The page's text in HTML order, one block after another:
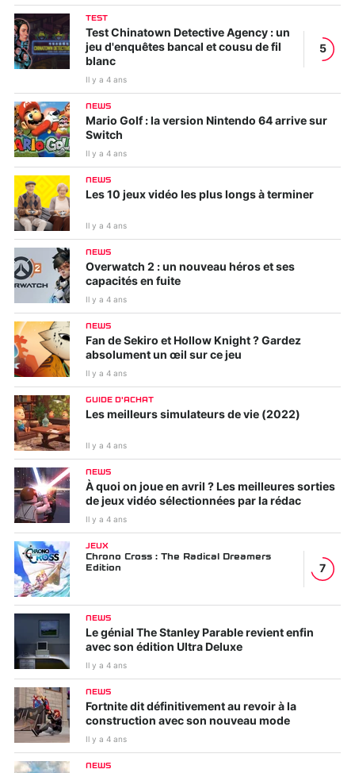
TEST
Test Chinatown Detective Agency : un
jeu d'enquêtes bancal et cousu de fil
blanc
Il y a 4 ans
5
NEWS
Mario Golf : la version Nintendo 64 arrive sur
Switch
Il y a 4 ans
NEWS
Les 10 jeux vidéo les plus longs à terminer
Il y a 4 ans
NEWS
Overwatch 2 : un nouveau héros et ses
capacités en fuite
Il y a 4 ans
NEWS
Fan de Sekiro et Hollow Knight ? Gardez
absolument un œil sur ce jeu
Il y a 4 ans
GUIDE D'ACHAT
Les meilleurs simulateurs de vie (2022)
Il y a 4 ans
NEWS
À quoi on joue en avril ? Les meilleures sorties
de jeux vidéo sélectionnées par la rédac
Il y a 4 ans
JEUX
Chrono Cross : The Radical Dreamers
Edition
7
NEWS
Le génial The Stanley Parable revient enfin
avec son édition Ultra Deluxe
Il y a 4 ans
NEWS
Fortnite dit définitivement au revoir à la
construction avec son nouveau mode
Il y a 4 ans
NEWS